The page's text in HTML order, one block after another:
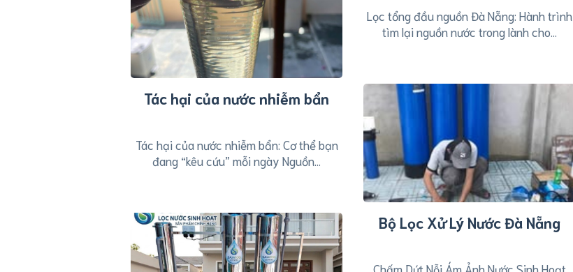
Tác hại của nước nhiễm bẩn
Tác hại của nước nhiễm bẩn: Cơ thể bạn
đang “kêu cứu” mỗi ngày ​Nguồn...
Lọc tổng đầu nguồn Đà Nẵng: Hành trình
tìm lại nguồn nước trong lành cho...
Bộ Lọc Xử Lý Nước Đà Nẵng
Chấm Dứt Nỗi Ám Ảnh Nước Sinh Hoạt